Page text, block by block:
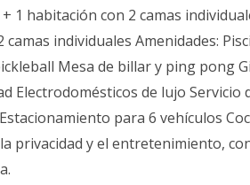
1 habitación con 2 camas
individuales Amenidades:
Mesa de billar y ping pong
Electrodomésticos de lujo Servicio
para 6 vehículos
privacidad y el entretenimiento,